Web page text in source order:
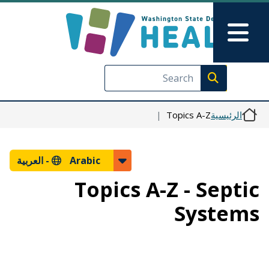
تجاوز إلى المحتوى الرئيسي
Skip to Feedback
Execute search
Main Menu
الرئيسيةTopics A-Z
Arabic - العربية
Topics A-Z - Septic
Systems